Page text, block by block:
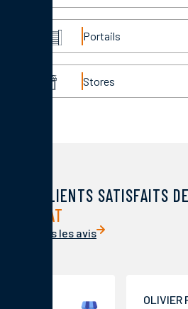
Portails
Stores
DES CLIENTS SATISFAITS
HABITAT
Voir tous les avis
OLIVIER RIMBAUD